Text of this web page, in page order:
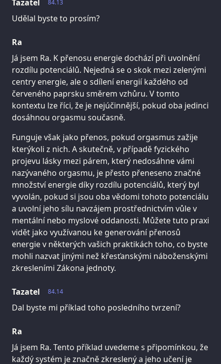
84.13
Tazatel
Udělal byste to prosím?
Ra
Já jsem Ra. K přenosu energie dochází při uvolnění
rozdílu potenciálů. Nejedná se o skok mezi zelenými
centry energie, ale o sdílení energií každého od
červeného paprsku směrem vzhůru. V tomto
kontextu lze říci, že je nejúčinnější, pokud oba jedinci
dosáhnou orgasmu současně.
Funguje však jako přenos, pokud orgasmus zažije
kterýkoli z nich. A skutečně, v případě fyzického
projevu lásky mezi párem, který nedosáhne vámi
nazývaného orgasmu, je přesto přeneseno značné
množství energie díky rozdílu potenciálů, který byl
vyvolán, pokud si jsou oba vědomi tohoto potenciálu
a uvolní jeho sílu navzájem prostřednictvím vůle v
mentální nebo myslové oddanosti. Můžete tuto praxi
vidět jako využívanou ke generování přenosů
energie v některých vašich praktikách toho, co byste
mohli nazvat jinými než křesťanskými náboženskými
zkresleními Zákona jednoty.
84.14
Tazatel
Dal byste mi příklad toho posledního tvrzení?
Ra
Já jsem Ra. Tento příklad uvedeme s připomínkou, že
každý systém je značně zkreslený a jeho učení je